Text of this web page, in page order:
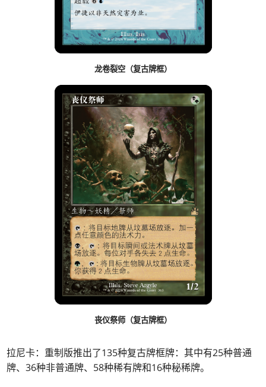
龙卷裂空（复古牌框）
丧仪祭师（复古牌框）
拉尼卡：重制版推出了135种复古牌框牌：其中有25种普通
牌、36种非普通牌、58种稀有牌和16种秘稀牌。